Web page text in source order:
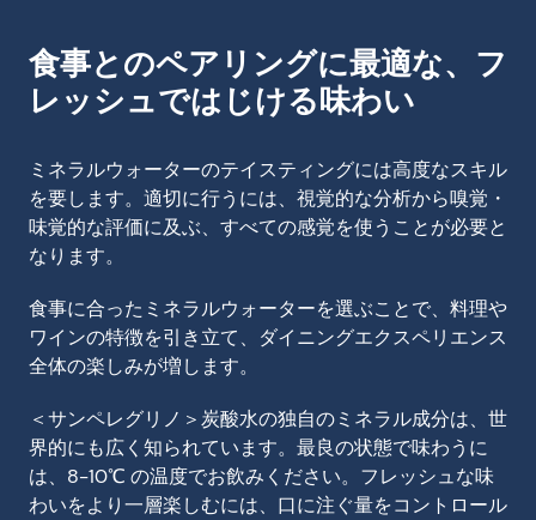
食事とのペアリングに最適な、フ
レッシュではじける味わい
ミネラルウォーターのテイスティングには高度なスキル
を要します。適切に行うには、視覚的な分析から嗅覚・
味覚的な評価に及ぶ、すべての感覚を使うことが必要と
なります。
食事に合ったミネラルウォーターを選ぶことで、料理や
ワインの特徴を引き立て、ダイニングエクスペリエンス
全体の楽しみが増します。
＜サンペレグリノ＞炭酸水の独自のミネラル成分は、世
界的にも広く知られています。最良の状態で味わうに
は、8-10℃ の温度でお飲みください。フレッシュな味
わいをより一層楽しむには、口に注ぐ量をコントロール